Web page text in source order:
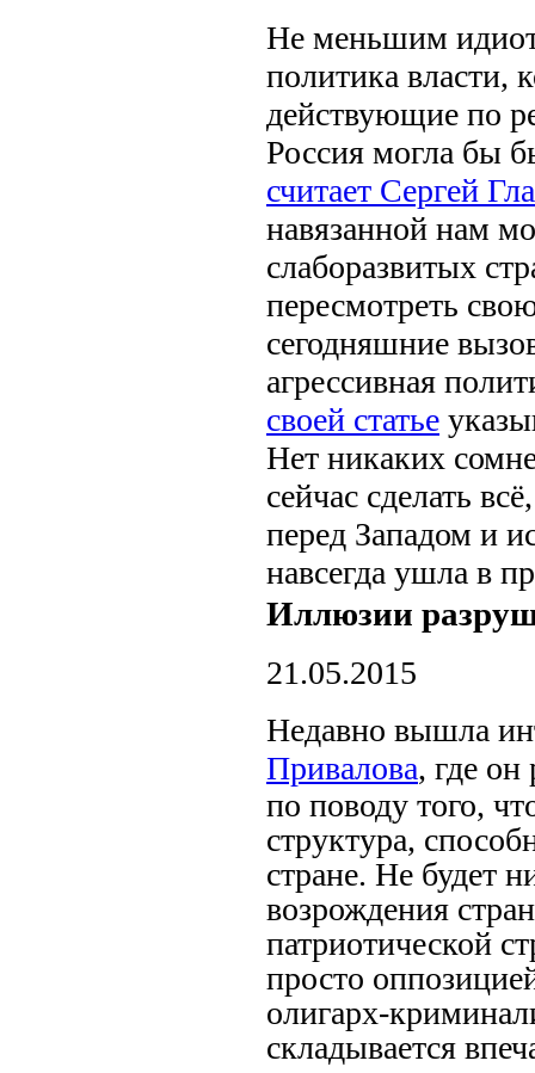
Не меньшим
политика власти,
действующие по
Россия могла бы
считает Сергей
навязанной нам
слаборазвитых
пересмотреть
сегодняшние
агрессивная
своей статье
Нет никаких
сейчас сделать
перед Западом и
навсегда ушла в
Иллюзии
21.05.2015
Недавно вышла
Привалова, где
по поводу того,
структура,
стране. Не будет
возрождения
патриотической
просто
олигарх-
складывается